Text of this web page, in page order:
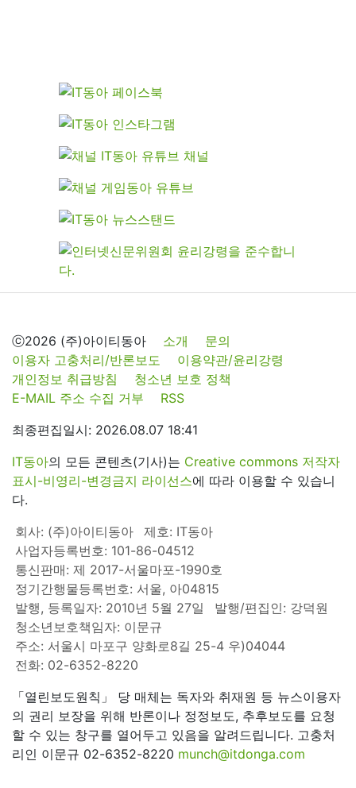
ⓒ2026 (주)아이티동아 소개
문의
이용자 고충처리/반론보도
이용약관/윤리강령
개인정보 취급방침
청소년 보호 정책
E-MAIL 주소 수집 거부
RSS
최종편집일시: 2026.08.07 18:41
IT동아의 모든 콘텐츠(기사)는 Creative commons 저작자
표시-비영리-변경금지 라이선스에 따라 이용할 수 있습니
다.
회사: (주)아이티동아
제호: IT동아
사업자등록번호: 101-86-04512
통신판매: 제 2017-서울마포-1990호
정기간행물등록번호: 서울, 아04815
발행, 등록일자: 2010년 5월 27일
발행/편집인: 강덕원
청소년보호책임자: 이문규
주소: 서울시 마포구 양화로8길 25-4 우)04044
전화: 02-6352-8220
「열린보도원칙」 당 매체는 독자와 취재원 등 뉴스이용자
의 권리 보장을 위해 반론이나 정정보도, 추후보도를 요청
할 수 있는 창구를 열어두고 있음을 알려드립니다. 고충처
리인 이문규 02-6352-8220 munch@itdonga.com